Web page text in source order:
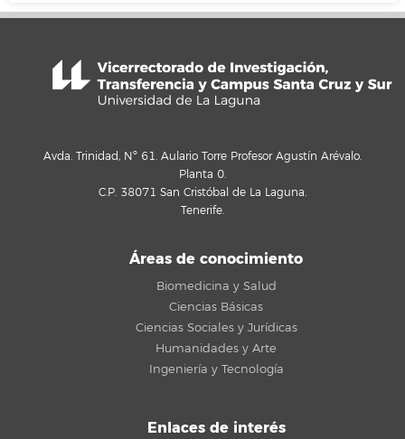
Avda. Trinidad, Nº 61. Aulario Torre Profesor Agustín Arévalo.
Planta 0.
C.P. 38071 San Cristóbal de La Laguna.
Tenerife.
Áreas de conocimiento
Biomedicina y Salud
Ciencias Básicas
Ciencias Sociales y Jurídicas
Humanidades y Arte
Ingeniería y Tecnología
Enlaces de interés